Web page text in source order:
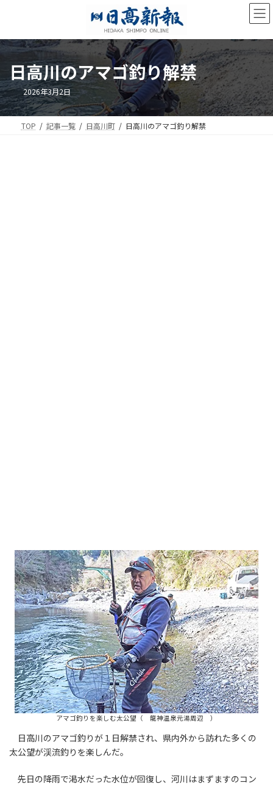
ン
ツ
ス
キ
ッ
プ
ー
シ
ン
に
移
動
日高川のアマゴ釣り解禁
2026年3月2日
TOP 記事一覧 日高川町 日高川のアマゴ釣り解禁
アマゴ釣りを楽しむ太公望（ 龍神温泉元湯周辺 ）
日高川のアマゴ釣りが１日解禁され、県内外から訪れた多くの
太公望が渓流釣りを楽しんだ。
先日の降雨で渇水だった水位が回復し、河川はまずますのコン